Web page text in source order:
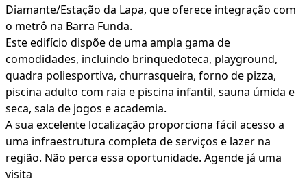
Diamante/Estação da Lapa, que oferece integração com
o metrô na Barra Funda.
Este edifício dispõe de uma ampla gama de
comodidades, incluindo brinquedoteca, playground,
quadra poliesportiva, churrasqueira, forno de pizza,
piscina adulto com raia e piscina infantil, sauna úmida e
seca, sala de jogos e academia.
A sua excelente localização proporciona fácil acesso a
uma infraestrutura completa de serviços e lazer na
região. Não perca essa oportunidade. Agende já uma
visita